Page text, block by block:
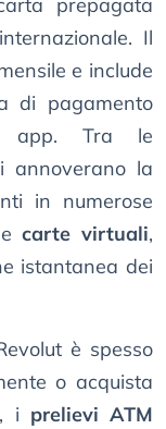
prepagata
Il
e include
di pagamento
app. Tra le
annoverano la
in numerose
carte virtuali,
istantanea dei
è spesso
o acquista
i prelievi ATM